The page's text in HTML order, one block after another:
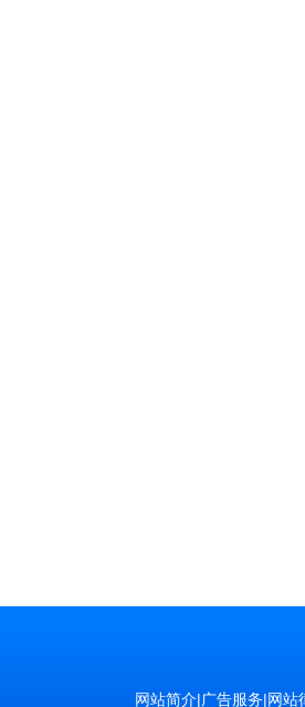
网站简介|广告服务|网站